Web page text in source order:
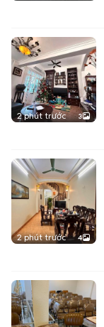
2 phút trước 3
2 phút trước 4